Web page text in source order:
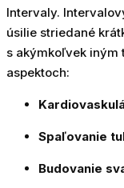
Intervaly.
úsilie striedané
s akýmkoľvek
aspektoch:
Spaľovanie
Budovanie